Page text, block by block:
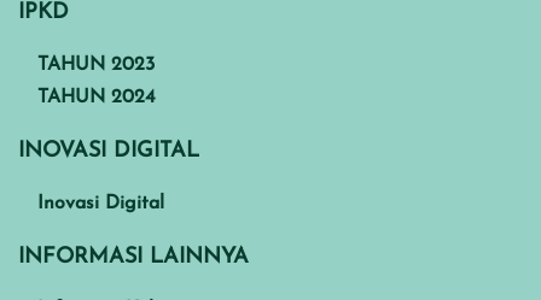
IPKD
TAHUN 2023
TAHUN 2024
INOVASI DIGITAL
Inovasi Digital
INFORMASI LAINNYA